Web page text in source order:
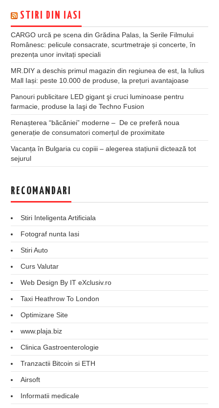
STIRI DIN IASI
CARGO urcă pe scena din Grădina Palas, la Serile Filmului
Românesc: pelicule consacrate, scurtmetraje și concerte, în
prezența unor invitați speciali
MR.DIY a deschis primul magazin din regiunea de est, la Iulius
Mall Iași: peste 10.000 de produse, la prețuri avantajoase
Panouri publicitare LED gigant şi cruci luminoase pentru
farmacie, produse la Iaşi de Techno Fusion
Renașterea “băcăniei” moderne – De ce preferă noua
generație de consumatori comerțul de proximitate
Vacanța în Bulgaria cu copiii – alegerea stațiunii dictează tot
sejurul
RECOMANDARI
Stiri Inteligenta Artificiala
Fotograf nunta Iasi
Stiri Auto
Curs Valutar
Web Design By IT eXclusiv.ro
Taxi Heathrow To London
Optimizare Site
www.plaja.biz
Clinica Gastroenterologie
Tranzactii Bitcoin si ETH
Airsoft
Informatii medicale